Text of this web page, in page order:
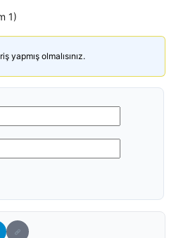
1)
yapmış olmalısınız.